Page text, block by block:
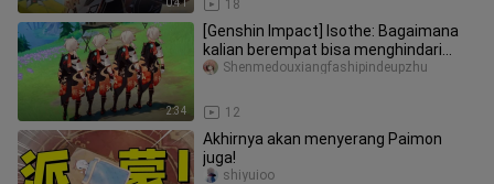
0:41 18
2:34
[Genshin Impact] Isothe: Bagaimana
kalian berempat bisa menghindari
satu cedera jatuh?
12
Shenmedouxiangfashipindeupzhu
Akhirnya akan menyerang Paimon
juga!
shiyuioo